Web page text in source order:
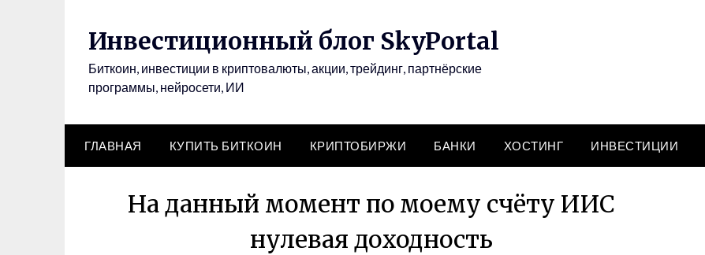
Инвестиционный блог SkyPortal
Биткоин, инвестиции в криптовалюты, акции, трейдинг, партнёрские
программы, нейросети, ИИ
ГЛАВНАЯ КУПИТЬ БИТКОИН КРИПТОБИРЖИ БАНКИ ХОСТИНГ ИНВЕСТИЦИИ
На данный момент по моему счёту ИИС
нулевая доходность